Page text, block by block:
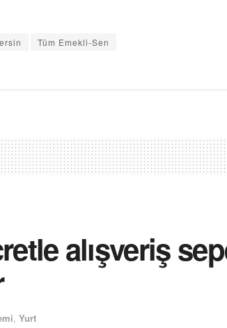
Tüm Emekli-Sen
alışveriş
, Yurt